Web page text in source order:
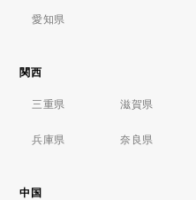
愛知県
関西
三重県 滋賀県
兵庫県 奈良県
中国